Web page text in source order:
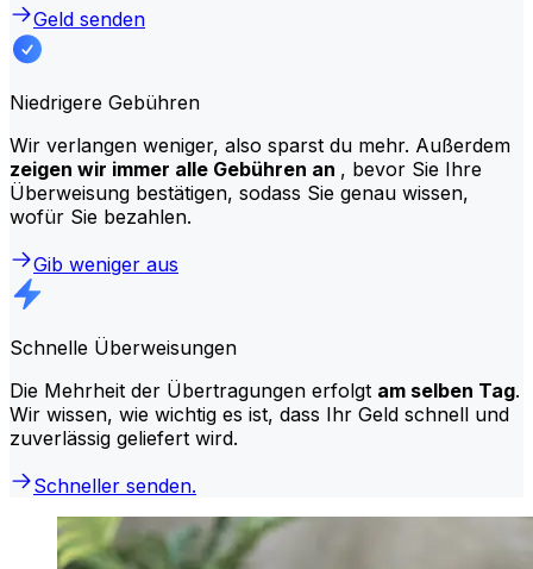
Geld senden
Niedrigere Gebühren
Wir verlangen weniger, also sparst du mehr. Außerdem
zeigen wir immer alle Gebühren an , bevor Sie Ihre
Überweisung bestätigen, sodass Sie genau wissen,
wofür Sie bezahlen.
Gib weniger aus
Schnelle Überweisungen
Die Mehrheit der Übertragungen erfolgt am selben Tag.
Wir wissen, wie wichtig es ist, dass Ihr Geld schnell und
zuverlässig geliefert wird.
Schneller senden.